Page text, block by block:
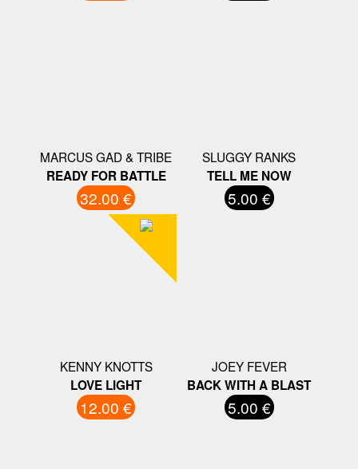
MARCUS GAD & TRIBE
READY FOR BATTLE
32.00 €
SLUGGY RANKS
TELL ME NOW
5.00 €
KENNY KNOTTS
LOVE LIGHT
12.00 €
JOEY FEVER
BACK WITH A BLAST
5.00 €